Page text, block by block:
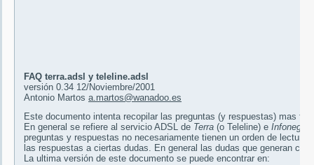
FAQ terra.adsl y teleline.adsl
versión 0.34 12/Noviembre/2001
Antonio Martos a.martos@wanadoo.es
Este documento intenta recopilar las preguntas (y respuestas) mas
En general se refiere al servicio ADSL de Terra (o Teleline) e
preguntas y respuestas no necesariamente tienen un orden de
las respuestas a ciertas dudas. En general las dudas que generan
La ultima versión de este documento se puede encontrar en: